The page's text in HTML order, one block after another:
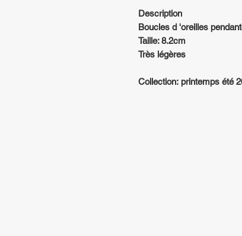
Description
Boucles d 'oreilles
Taille: 8.2cm
Très légères
Collection: printemps été